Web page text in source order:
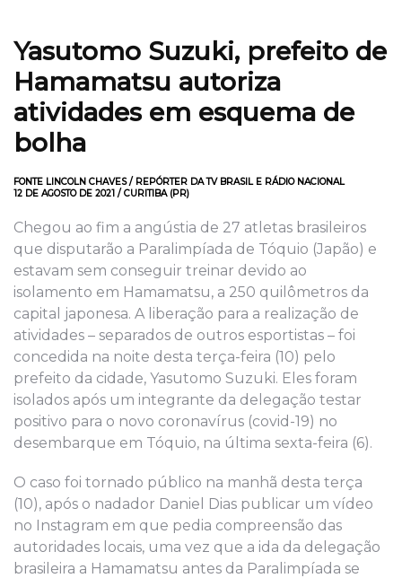
Yasutomo Suzuki, prefeito de
Hamamatsu autoriza
atividades em esquema de
bolha
FONTE LINCOLN CHAVES / REPÓRTER DA TV BRASIL E RÁDIO NACIONAL
12 DE AGOSTO DE 2021 / CURITIBA (PR)
Chegou ao fim a angústia de 27 atletas brasileiros
que disputarão a Paralimpíada de Tóquio (Japão) e
estavam sem conseguir treinar devido ao
isolamento em Hamamatsu, a 250 quilômetros da
capital japonesa. A liberação para a realização de
atividades – separados de outros esportistas – foi
concedida na noite desta terça-feira (10) pelo
prefeito da cidade, Yasutomo Suzuki. Eles foram
isolados após um integrante da delegação testar
positivo para o novo coronavírus (covid-19) no
desembarque em Tóquio, na última sexta-feira (6).
O caso foi tornado público na manhã desta terça
(10), após o nadador Daniel Dias publicar um vídeo
no Instagram em que pedia compreensão das
autoridades locais, uma vez que a ida da delegação
brasileira a Hamamatsu antes da Paralimpíada se